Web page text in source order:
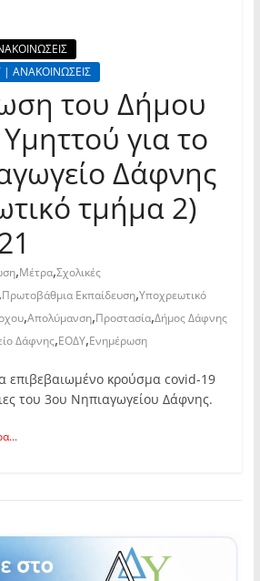
ΑΝΑΚΟΙΝΩΣΕΙΣ
του Δήμου
για το
Δάφνης
τμήμα 2)
,Μέτρα,Σχολικές
Πρωτοβάθμια Εκπαίδευση,Υποχρεωτικό
,Απολύμανση,Προστασία,Δήμος Δάφνης
Δάφνης,ΕΟΔΥ,Ενημέρωση
επιβεβαιωμένο κρούσμα covid-19
του 3ου Νηπιαγωγείου Δάφνης.